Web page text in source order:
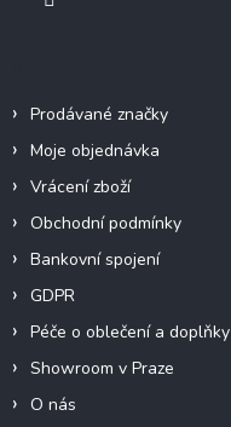
Prodávané značky
Moje objednávka
Vrácení zboží
Obchodní podmínky
Bankovní spojení
GDPR
Péče o oblečení a doplňky
Showroom v Praze
O nás